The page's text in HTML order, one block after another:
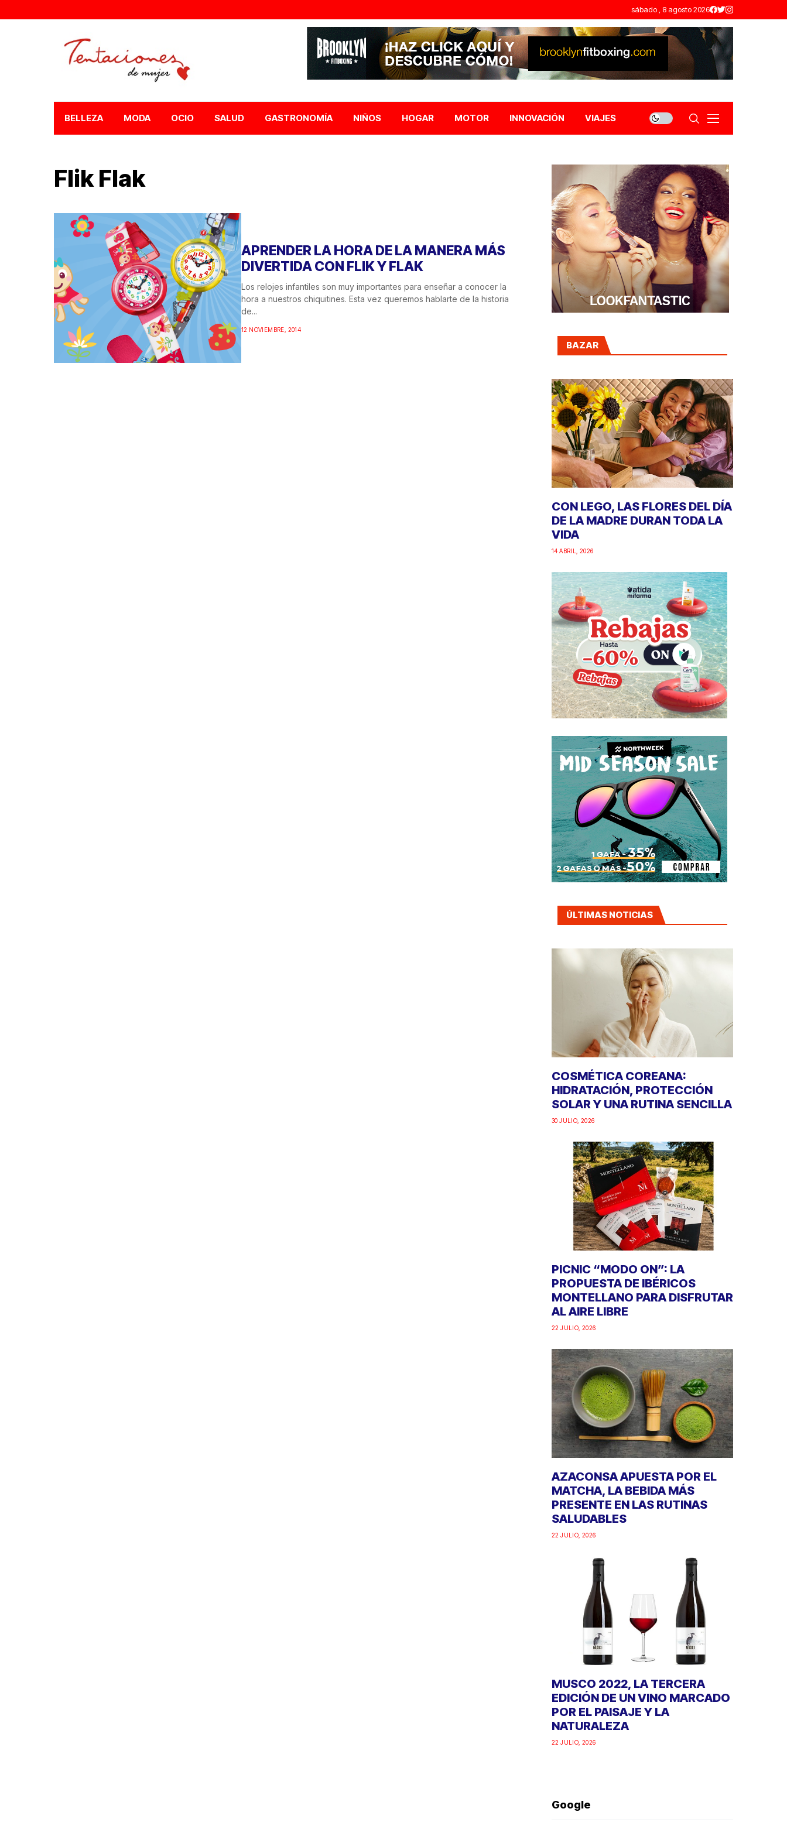
sábado , 8 agosto 2026
BELLEZA MODA OCIO SALUD GASTRONOMÍA NIÑOS HOGAR MOTOR INNOVACIÓN VIAJES
Flik Flak
APRENDER LA HORA DE LA MANERA MÁS
DIVERTIDA CON FLIK Y FLAK
Los relojes infantiles son muy importantes para enseñar a conocer la
hora a nuestros chiquitines. Esta vez queremos hablarte de la historia
de...
12 NOVIEMBRE, 2014
BAZAR
CON LEGO, LAS FLORES DEL DÍA
DE LA MADRE DURAN TODA LA
VIDA
14 ABRIL, 2026
ÚLTIMAS NOTICIAS
COSMÉTICA COREANA:
HIDRATACIÓN, PROTECCIÓN
SOLAR Y UNA RUTINA SENCILLA
30 JULIO, 2026
PICNIC “MODO ON”: LA
PROPUESTA DE IBÉRICOS
MONTELLANO PARA DISFRUTAR
AL AIRE LIBRE
22 JULIO, 2026
AZACONSA APUESTA POR EL
MATCHA, LA BEBIDA MÁS
PRESENTE EN LAS RUTINAS
SALUDABLES
22 JULIO, 2026
MUSCO 2022, LA TERCERA
EDICIÓN DE UN VINO MARCADO
POR EL PAISAJE Y LA
NATURALEZA
22 JULIO, 2026
Google